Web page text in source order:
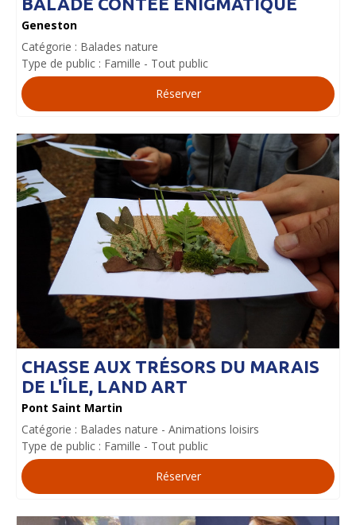
Geneston
Catégorie : Balades nature
Type de public : Famille
Tout public
Réserver
CHASSE AUX TRÉSORS DU MARAIS
DE L'ÎLE, LAND ART
Pont Saint Martin
Catégorie : Balades nature
Animations loisirs
Type de public : Famille
Tout public
Réserver